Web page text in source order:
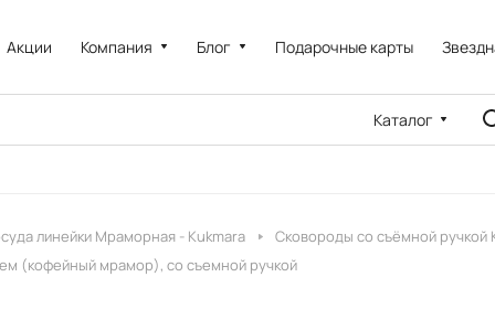
Акции Компания Блог Подарочные карты
Каталог
линейки Мраморная - Kukmara
Сковороды со съёмной ручкой
(кофейный мрамор), со съемной ручкой